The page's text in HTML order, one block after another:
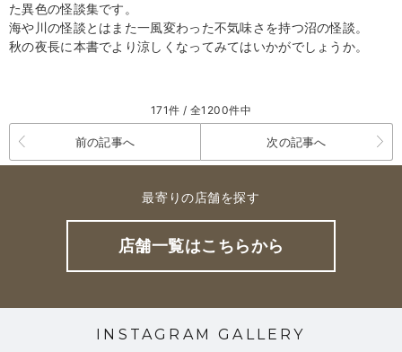
た異色の怪談集です。
海や川の怪談とはまた一風変わった不気味さを持つ沼の怪談。
秋の夜長に本書でより涼しくなってみてはいかがでしょうか。
171件 / 全1200件中
前の記事へ 次の記事へ
最寄りの店舗を探す
店舗一覧はこちらから
INSTAGRAM GALLERY